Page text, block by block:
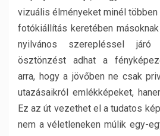
vizuális élményeket minél
fotókiállítás keretében
nyilvános szerepléssel járó
ösztönzést adhat a
arra, hogy a jövőben ne csak
utazásaikról emlékképeket,
Ez az út vezethet el a tudatos
nem a véletleneken múlik egy-